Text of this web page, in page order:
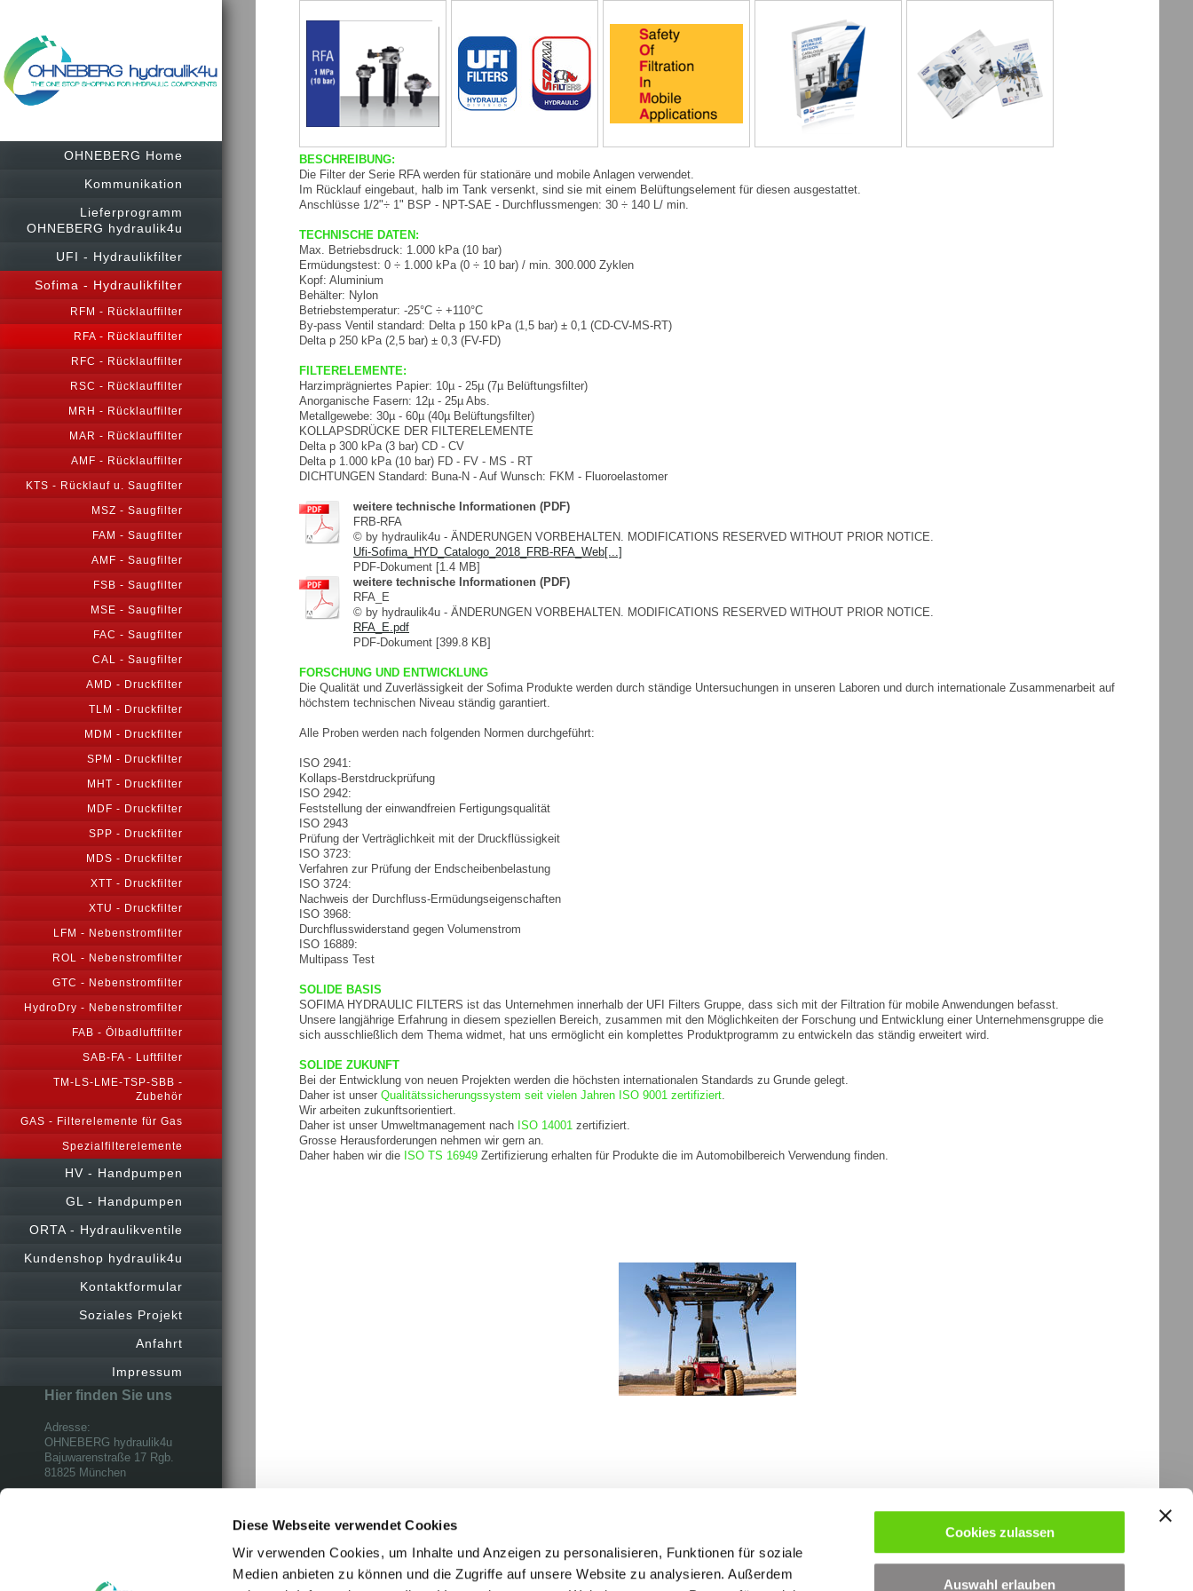
Diese Webseite verwendet Cookies
Wir verwenden Cookies, um Inhalte und Anzeigen zu personalisieren, Funktionen für soziale
Medien anbieten zu können und die Zugriffe auf unsere Website zu analysieren. Außerdem
Cookies zulassen
Auswahl erlauben
OHNEBERG Home
Kommunikation
Lieferprogramm
OHNEBERG hydraulik4u
UFI - Hydraulikfilter
Sofima - Hydraulikfilter
RFM - Rücklauffilter
RFA - Rücklauffilter
RFC - Rücklauffilter
RSC - Rücklauffilter
MRH - Rücklauffilter
MAR - Rücklauffilter
AMF - Rücklauffilter
KTS - Rücklauf u. Saugfilter
MSZ - Saugfilter
FAM - Saugfilter
AMF - Saugfilter
FSB - Saugfilter
MSE - Saugfilter
FAC - Saugfilter
CAL - Saugfilter
AMD - Druckfilter
TLM - Druckfilter
MDM - Druckfilter
SPM - Druckfilter
MHT - Druckfilter
MDF - Druckfilter
SPP - Druckfilter
MDS - Druckfilter
XTT - Druckfilter
XTU - Druckfilter
LFM - Nebenstromfilter
ROL - Nebenstromfilter
GTC - Nebenstromfilter
HydroDry - Nebenstromfilter
FAB - Ölbadluftfilter
SAB-FA - Luftfilter
TM-LS-LME-TSP-SBB -
Zubehör
GAS - Filterelemente für Gas
Spezialfilterelemente
HV - Handpumpen
GL - Handpumpen
ORTA - Hydraulikventile
Kundenshop hydraulik4u
Kontaktformular
Soziales Projekt
Anfahrt
Impressum
Hier finden Sie uns
Adresse:
OHNEBERG hydraulik4u
Bajuwarenstraße 17 Rgb.
81825 München
BESCHREIBUNG:
Die Filter der Serie RFA werden für stationäre und mobile Anlagen verwendet.
Im Rücklauf eingebaut, halb im Tank versenkt, sind sie mit einem Belüftungselement für diesen ausgestattet.
Anschlüsse 1/2"÷ 1" BSP - NPT-SAE - Durchflussmengen: 30 ÷ 140 L/ min.
TECHNISCHE DATEN:
Max. Betriebsdruck: 1.000 kPa (10 bar)
Ermüdungstest: 0 ÷ 1.000 kPa (0 ÷ 10 bar) / min. 300.000 Zyklen
Kopf: Aluminium
Behälter: Nylon
Betriebstemperatur: -25°C ÷ +110°C
By-pass Ventil standard: Delta p 150 kPa (1,5 bar) ± 0,1 (CD-CV-MS-RT)
Delta p 250 kPa (2,5 bar) ± 0,3 (FV-FD)
FILTERELEMENTE:
Harzimprägniertes Papier: 10µ - 25µ (7µ Belüftungsfilter)
Anorganische Fasern: 12µ - 25µ Abs.
Metallgewebe: 30µ - 60µ (40µ Belüftungsfilter)
KOLLAPSDRÜCKE DER FILTERELEMENTE
Delta p 300 kPa (3 bar) CD - CV
Delta p 1.000 kPa (10 bar) FD - FV - MS - RT
DICHTUNGEN Standard: Buna-N - Auf Wunsch: FKM - Fluoroelastomer
weitere technische Informationen (PDF)
FRB-RFA
© by hydraulik4u - ÄNDERUNGEN VORBEHALTEN. MODIFICATIONS RESERVED WITHOUT PRIOR NOTICE.
Ufi-Sofima_HYD_Catalogo_2018_FRB-RFA_Web[...]
PDF-Dokument [1.4 MB]
weitere technische Informationen (PDF)
RFA_E
© by hydraulik4u - ÄNDERUNGEN VORBEHALTEN. MODIFICATIONS RESERVED WITHOUT PRIOR NOTICE.
RFA_E.pdf
PDF-Dokument [399.8 KB]
FORSCHUNG UND ENTWICKLUNG
Die Qualität und Zuverlässigkeit der Sofima Produkte werden durch ständige Untersuchungen in unseren Laboren und durch internationale Zusammenarbeit auf
höchstem technischen Niveau ständig garantiert.
Alle Proben werden nach folgenden Normen durchgeführt:
ISO 2941:
Kollaps-Berstdruckprüfung
ISO 2942:
Feststellung der einwandfreien Fertigungsqualität
ISO 2943
Prüfung der Verträglichkeit mit der Druckflüssigkeit
ISO 3723:
Verfahren zur Prüfung der Endscheibenbelastung
ISO 3724:
Nachweis der Durchfluss-Ermüdungseigenschaften
ISO 3968:
Durchflusswiderstand gegen Volumenstrom
ISO 16889:
Multipass Test
SOLIDE BASIS
SOFIMA HYDRAULIC FILTERS ist das Unternehmen innerhalb der UFI Filters Gruppe, dass sich mit der Filtration für mobile Anwendungen befasst.
Unsere langjährige Erfahrung in diesem speziellen Bereich, zusammen mit den Möglichkeiten der Forschung und Entwicklung einer Unternehmensgruppe die
sich ausschließlich dem Thema widmet, hat uns ermöglicht ein komplettes Produktprogramm zu entwickeln das ständig erweitert wird.
SOLIDE ZUKUNFT
Bei der Entwicklung von neuen Projekten werden die höchsten internationalen Standards zu Grunde gelegt.
Daher ist unser Qualitätssicherungssystem seit vielen Jahren ISO 9001 zertifiziert.
Wir arbeiten zukunftsorientiert.
Daher ist unser Umweltmanagement nach ISO 14001 zertifiziert.
Grosse Herausforderungen nehmen wir gern an.
Daher haben wir die ISO TS 16949 Zertifizierung erhalten für Produkte die im Automobilbereich Verwendung finden.